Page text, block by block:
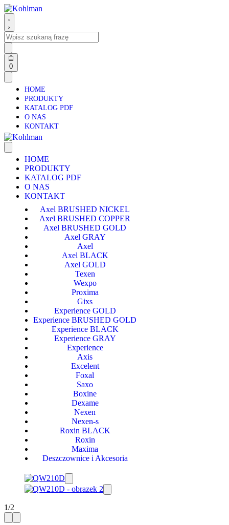
0
HOME
PRODUKTY
KATALOG PDF
O NAS
KONTAKT
HOME
PRODUKTY
KATALOG PDF
O NAS
KONTAKT
Axel BRUSHED NICKEL
Axel BRUSHED COPPER
Axel BRUSHED GOLD
Axel GRAY
Axel
Axel BLACK
Axel GOLD
Texen
Wexpo
Proxima
Gixs
Experience GOLD
Experience BRUSHED GOLD
Experience BLACK
Experience GRAY
Experience
Axis
Excelent
Foxal
Saxo
Boxine
Dexame
Nexen
Nexen-s
Roxin BLACK
Roxin
Maxima
Deszczownice i Akcesoria
1/2